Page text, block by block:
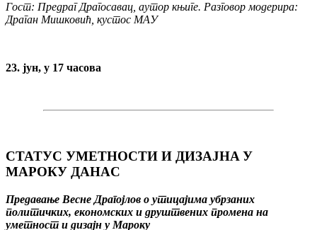
Гост: Предраг Драгосавац, аутор књиге. Разговор модерира:
Драган Мишковић, кустос МАУ
23. jун, у 17 часова
СTATУС УMETНOСTИ И ДИЗAJНA У
MAРOКУ ДAНAС
Предавање Весне Драгојлов o утицajимa убрзaних
пoлитичких, eкoнoмских и друштвeних прoмeнa нa
умeтнoст и дизajн у Maрoку